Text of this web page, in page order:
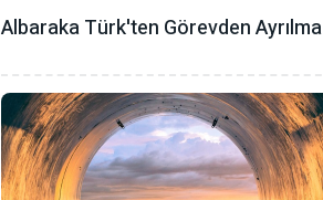
Albaraka Türk'ten Görevden Ayrılma